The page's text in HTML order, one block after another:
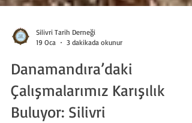
Silivri Tarih Derneği
19 Oca
3 dakikada okunur
Danamandıra’daki
Çalışmalarımız Karışılık